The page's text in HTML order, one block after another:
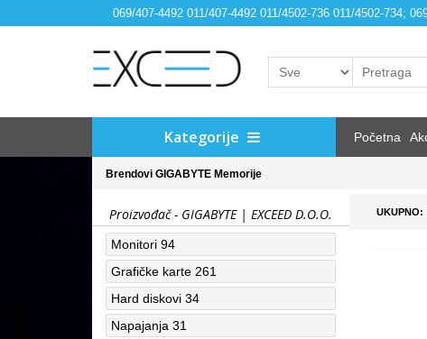
069/407-4492 011/407-4492 011/4502-736 011/4502-734;
Kategorije Početna
Brendovi GIGABYTE Memorije
Proizvođač - GIGABYTE | EXCEED D.O.O.
Monitori 94
Grafičke karte 261
Hard diskovi 34
Napajanja 31
UKUPNO: